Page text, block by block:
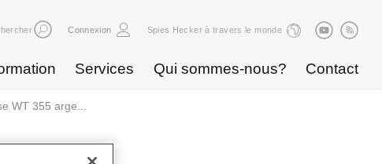
Connexion Spies Hecker à travers le monde
Services Qui sommes-nous? Contact
WT 355 arge...